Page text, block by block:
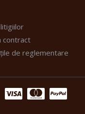
contract
de reglementare